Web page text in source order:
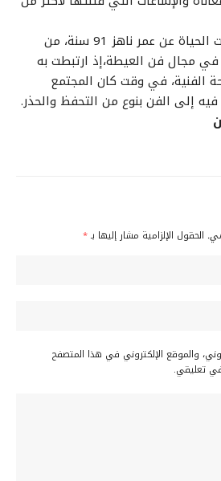
وتعد الراحلة التي فارقت الحياة عن عمر ناهز 91 سنة، من
في مجال فن العيطة،إذ ارتبطت به
الفنية، في وقت كان المجتمع
إلى الفن بنوع من التحفظ والحذر.
الحقول الإلزامية مشار إليها بـ*
والموقع الإلكتروني في هذا المتصفح
في تعليقي.